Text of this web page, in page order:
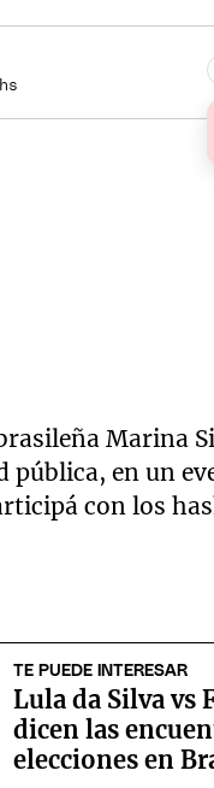
Marina
en un
con los
TE PUEDE INTERESAR
Lula da Silva vs
dicen las
elecciones en